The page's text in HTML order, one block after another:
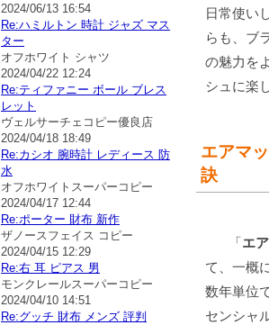
日常使い
らも、ブ
の魅力を
シュに楽
エアマ
訣
「エ
て、一概
数年単位
センシャ
2024/06/13 16:54
Re:ハミルトン 時計 ジャズ マス
ター
オフホワイト シャツ
2024/04/22 12:24
Re:ティファニー ボール ブレス
レット
ヴェルサーチェコピー優良店
2024/04/18 18:49
Re:カシオ 腕時計 レディース 防
水
オフホワイトスーパーコピー
2024/04/17 12:44
Re:ポーター 財布 新作
ザノースフェイス コピー
2024/04/15 12:29
Re:右 耳 ピアス 男
モンクレールスーパーコピー
2024/04/10 14:51
Re:グッチ 財布 メンズ 評判